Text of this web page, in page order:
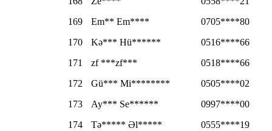
169
Em** Em****
0705****80
170
Kə*** Hü******
0516****66
171
zf ***zf***
0518****66
172
Gü*** Mi********
0505****02
173
Ay*** Se******
0997****00
174
Tə***** Əl*****
0555****19